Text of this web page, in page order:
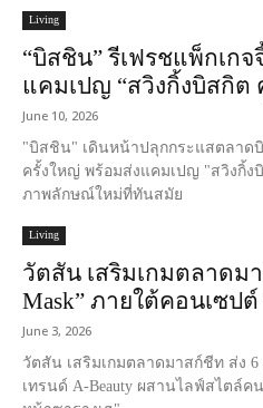
Living
“บิสชิน” รีเฟรชแพ็กเก
แคมเปญ “สวิงกิ้งบิสกิต
June 10, 2026
"บิสชิน" เดินหน้าปลุกกระแสตลาดบิ
ครั้งใหญ่ พร้อมส่งแคมเปญ "สวิงกิ้ง
ภาพลักษณ์ใหม่ที่ทันสมัย
Living
วัตสัน เสริมเกมตลาดม
Mask” ภายใต้คอนเซป
June 3, 2026
วัตสัน เสริมเกมตลาดมาสก์ชีท ส่ง
เทรนด์ A-Beauty ผสานไลฟ์สไตล์